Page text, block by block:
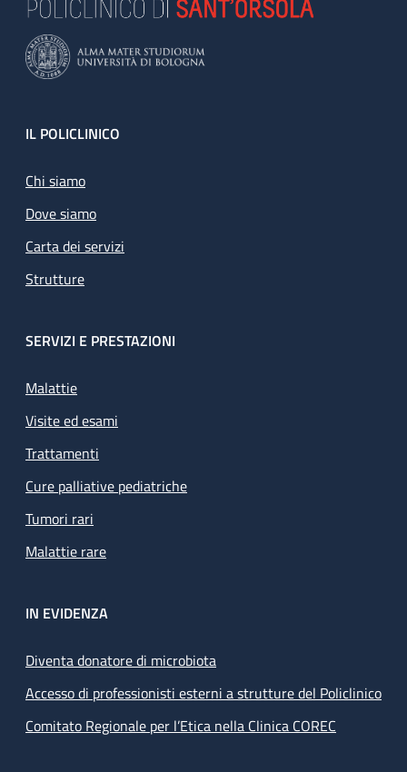
Footer
IL POLICLINICO
Chi siamo
Dove siamo
Carta dei servizi
Strutture
SERVIZI E PRESTAZIONI
Malattie
Visite ed esami
Trattamenti
Cure palliative pediatriche
Tumori rari
Malattie rare
IN EVIDENZA
Diventa donatore di microbiota
Accesso di professionisti esterni a strutture del Policlinico
Comitato Regionale per l’Etica nella Clinica COREC